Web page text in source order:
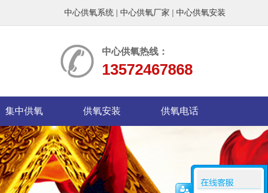
中心供氧系统 中心供氧厂家 中心供氧安装
中心供氧热线：
13572467868
集中供氧 供氧安装 供氧电话